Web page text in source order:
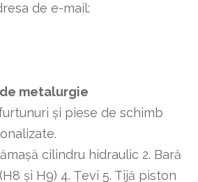
de e-mail:
metalurgie
și piese de schimb
cilindru hidraulic 2. Bară
și H9) 4. Țevi 5. Tijă piston